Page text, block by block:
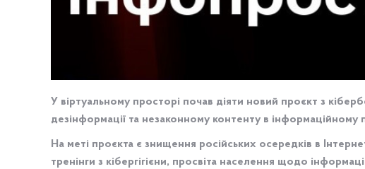
У віртуальному просторі почав діяти новий проєкт з
дезінформації та незаконному контенту в інформаційному
На меті проєкта є знищення російських осередків в
тренінги з кібергігієни, просвіта населення щодо